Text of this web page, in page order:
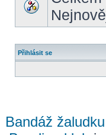
Přihlásit se
Bandáž žaludku